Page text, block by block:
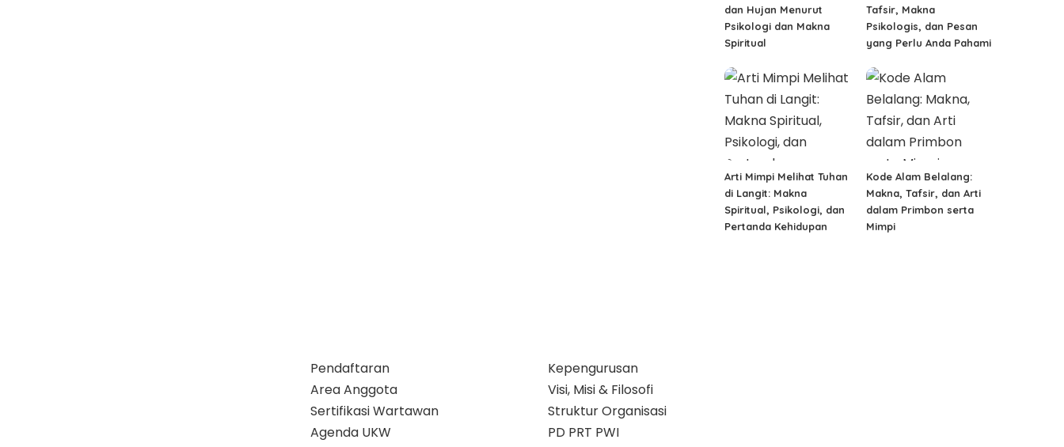
dan Hujan Menurut
Psikologi dan Makna
Spiritual
Tafsir, Makna
Psikologis, dan Pesan
yang Perlu Anda Pahami
Arti Mimpi Melihat Tuhan
di Langit: Makna
Spiritual, Psikologi, dan
Pertanda Kehidupan
Kode Alam Belalang:
Makna, Tafsir, dan Arti
dalam Primbon serta
Mimpi
Pendaftaran
Area Anggota
Sertifikasi Wartawan
Agenda UKW
Kepengurusan
Visi, Misi & Filosofi
Struktur Organisasi
PD PRT PWI